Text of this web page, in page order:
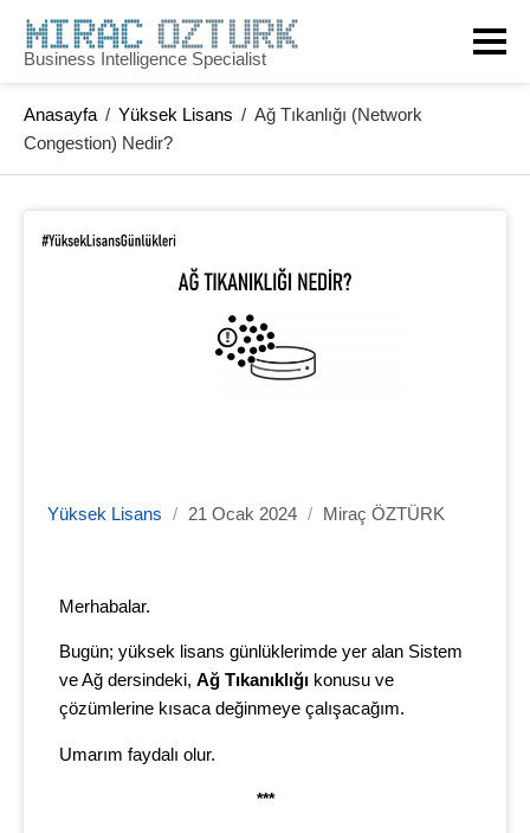
Business Intelligence Specialist
Anasayfa / Yüksek Lisans / Ağ Tıkanlığı (Network
Congestion) Nedir?
Yüksek Lisans / 21 Ocak 2024 / Miraç ÖZTÜRK
Merhabalar.
Bugün; yüksek lisans günlüklerimde yer alan Sistem
ve Ağ dersindeki, Ağ Tıkanıklığı konusu ve
çözümlerine kısaca değinmeye çalışacağım.
Umarım faydalı olur.
***